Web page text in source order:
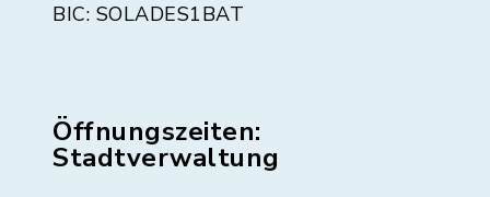
BIC: SOLADES1BAT
Öffnungszeiten:
Stadtverwaltung